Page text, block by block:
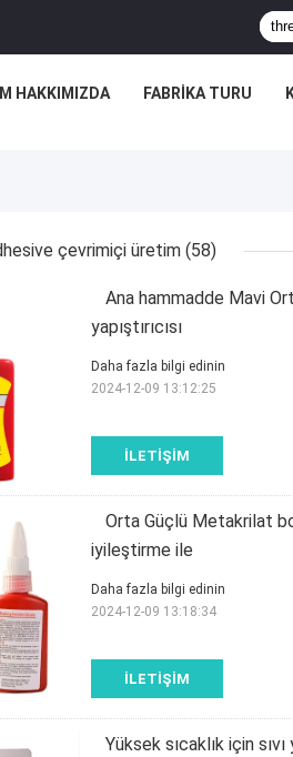
HAKKIMIZDA FABRIKA TURU
çevrimiçi üretim (58)
Ana hammadde Mavi
yapıştırıcısı
İLETIŞIM
Daha fazla bilgi edinin
2024-12-09 13:12:25
Orta Güçlü Metakrilat
iyileştirme ile
İLETIŞIM
Daha fazla bilgi edinin
2024-12-09 13:18:34
Yüksek sıcaklık için